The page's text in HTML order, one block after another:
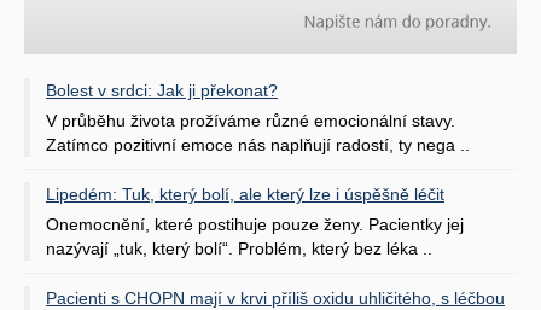
Bolest v srdci: Jak ji překonat?
V průběhu života prožíváme různé emocionální stavy.
Zatímco pozitivní emoce nás naplňují radostí, ty nega ..
Lipedém: Tuk, který bolí, ale který lze i úspěšně léčit
Onemocnění, které postihuje pouze ženy. Pacientky jej
nazývají „tuk, který bolí“. Problém, který bez léka ..
Pacienti s CHOPN mají v krvi příliš oxidu uhličitého, s léčbou